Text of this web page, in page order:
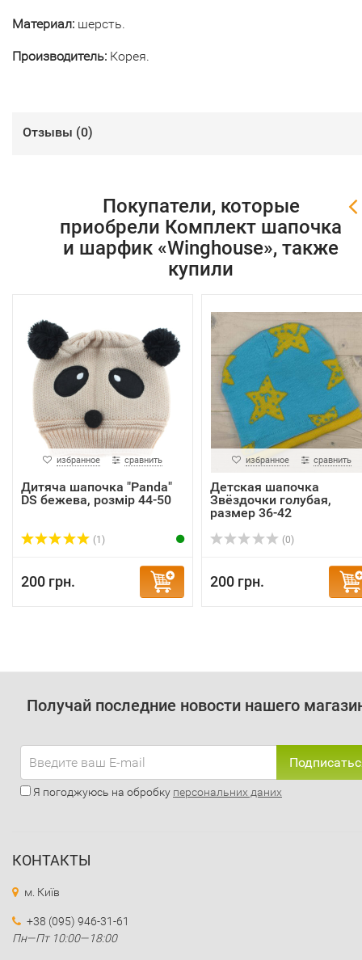
Материал: шерсть.
Производитель: Корея.
Отзывы (0)
Покупатели, которые
приобрели Комплект шапочка
и шарфик «Winghouse», также
купили
избранное сравнить
Дитяча шапочка "Panda"
DS бежева, розмір 44-50
(1)
200 грн.
избранное сравнить
Детская шапочка
Звёздочки голубая,
размер 36-42
(0)
200 грн.
Получай последние новости нашего
Я погоджуюсь на обробку персональних даних
КОНТАКТЫ
м. Київ
+38 (095) 946-31-61
Пн—Пт 10:00—18:00